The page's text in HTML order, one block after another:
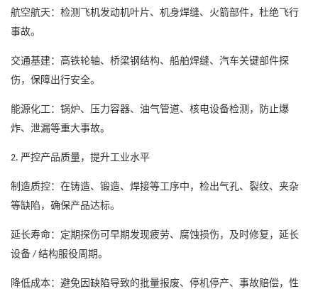
航空航天：检测飞机发动机叶片、机身焊缝、火箭部件，杜绝飞行
事故。
交通基建：高铁轮轴、桥梁钢结构、船舶焊缝、汽车关键部件探
伤，保障出行安全。
能源化工：锅炉、压力容器、油气管道、核电设备检测，防止爆
炸、泄漏等重大事故。
2. 严控产品质量，提升工业水平
制造质控：在铸造、锻造、焊接等工序中，检出气孔、裂纹、夹杂
等缺陷，确保产品达标。
延长寿命：定期探伤可早期发现疲劳、腐蚀损伤，及时修复，延长
设备 / 结构服役周期。
降低成本：避免因缺陷导致的批量报废、停机停产、事故赔偿，性